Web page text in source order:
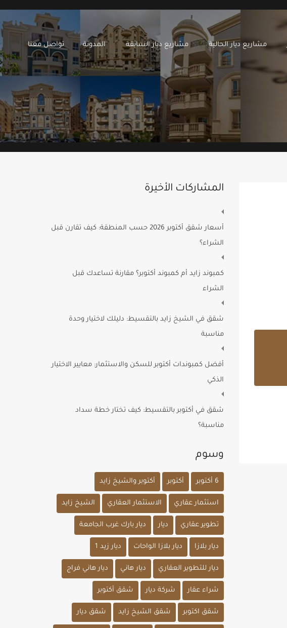
مشاريع ديار الحالية مشاريع ديار السابقة تواصل معنا
مشاريع ديار الحالية مشاريع ديار السابقة المدونة تواصل معنا
المشاركات الأخيرة
أسعار شقق أكتوبر 2026 حسب المنطقة: كيف تقارن قبل
الشراء؟
كمبوند زايد أم كمبوند أكتوبر؟ مقارنة تساعدك قبل
الشراء
شقق في الشيخ زايد بالتقسيط: دليلك لاختيار وحدة
مناسبة
أفضل كمبوندات أكتوبر للسكن والاستثمار: معايير الاختيار
الذكي
شقق في أكتوبر بالتقسيط: كيف تختار خطة سداد
مناسبة؟
وسوم
6 أكتوبر أكتوبر أكتوبر والشيخ زايد
استثمار عقاري الاستثمار العقاري الشيخ زايد
تطوير عقاري ديار ديار بارك غرب الجامعة
ديار بلازا ديار بلازا الواحات ديار زيد 1
ديار للتطوير العقاري ديار هاني ديار هاني فراج
شراء عقار شركة ديار شقق أكتوبر
شقق اكتوبر شقق الشيخ زايد شقق ديار